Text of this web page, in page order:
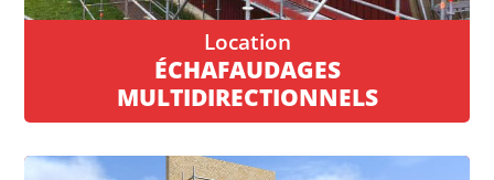
ÉCHAFAUDAGES
MULTIDIRECTIONNELS